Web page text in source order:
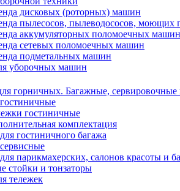
дисковых (роторных) машин
пылесосов, пылеводососов, моющих
аккумуляторных поломоечных машин
сетевых поломоечных машин
подметальных машин
уборочных машин
горничных. Багажные, сервировочные
гостиничные
комплектация
гостиничного багажа
парикмахерских, салонов красоты и
стойки и тонзаторы
тележек